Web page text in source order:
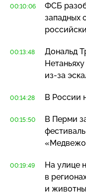
00:10:06
ФСБ
западных
00:13:48
Дональд
из-за
00:14:28 В России
00:15:50
В Перми
00:19:49
На улице
в
и